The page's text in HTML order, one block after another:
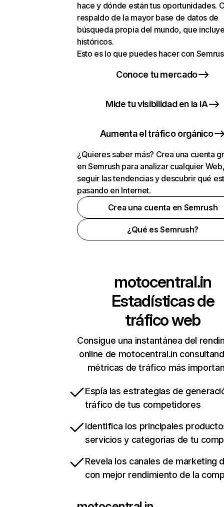
hace y dónde están tus oportunidades.
respaldo de la mayor base de datos de
búsqueda propia del mundo, que
históricos.
Esto es lo que puedes hacer con
Conoce tu mercado
Mide tu visibilidad en la IA
Aumenta el tráfico orgánico
¿Quieres saber más? Crea una cuenta
en Semrush para analizar cualquier
seguir las tendencias y descubrir qué
pasando en Internet.
Crea una cuenta en Semrush
¿Qué es Semrush?
motocentral.in
Estadísticas de
tráfico web
Consigue una instantánea del
online de motocentral.in
métricas de tráfico más
Espía las estrategias de
tráfico de tus competidores
Identifica los principales
servicios y categorías de tu
Revela los canales de marketing
con mejor rendimiento de la